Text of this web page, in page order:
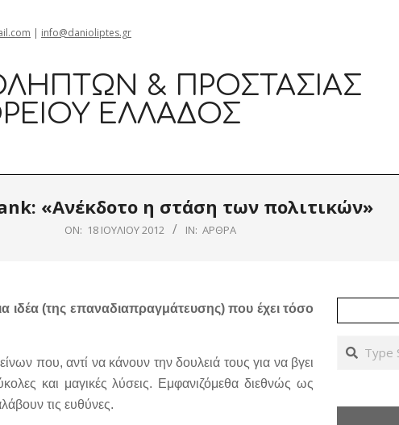
| info@danioliptes.gr
& ΠΡΟΣΤΑΣΊΑΣ
ΕΛΛΆΔΟΣ
«Ανέκδοτο η στάση των πολιτικών»
ON: 18 ΙΟΥΛΊΟΥ 2012 IN: ΆΡΘΡΑ
ιδέα (της επαναδιαπραγμάτευσης) που έχει τόσο
που, αντί να κάνουν την δουλειά τους για να βγει
και μαγικές λύσεις. Εμφανιζόμεθα διεθνώς ως
τις ευθύνες.
Search